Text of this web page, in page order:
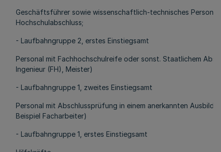
Geschäftsführer sowie wissenschaftlich-technisches Personal
Hochschulabschluss;
- Laufbahngruppe 2, erstes Einstiegsamt
Personal mit Fachhochschulreife oder sonst. Staatlichem
Ingenieur (FH), Meister)
- Laufbahngruppe 1, zweites Einstiegsamt
Personal mit Abschlussprüfung in einem anerkannten
Beispiel Facharbeiter)
- Laufbahngruppe 1, erstes Einstiegsamt